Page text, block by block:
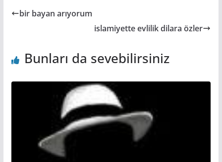
bir bayan arıyorum
islamiyette evlilik dilara özler
Bunları da sevebilirsiniz